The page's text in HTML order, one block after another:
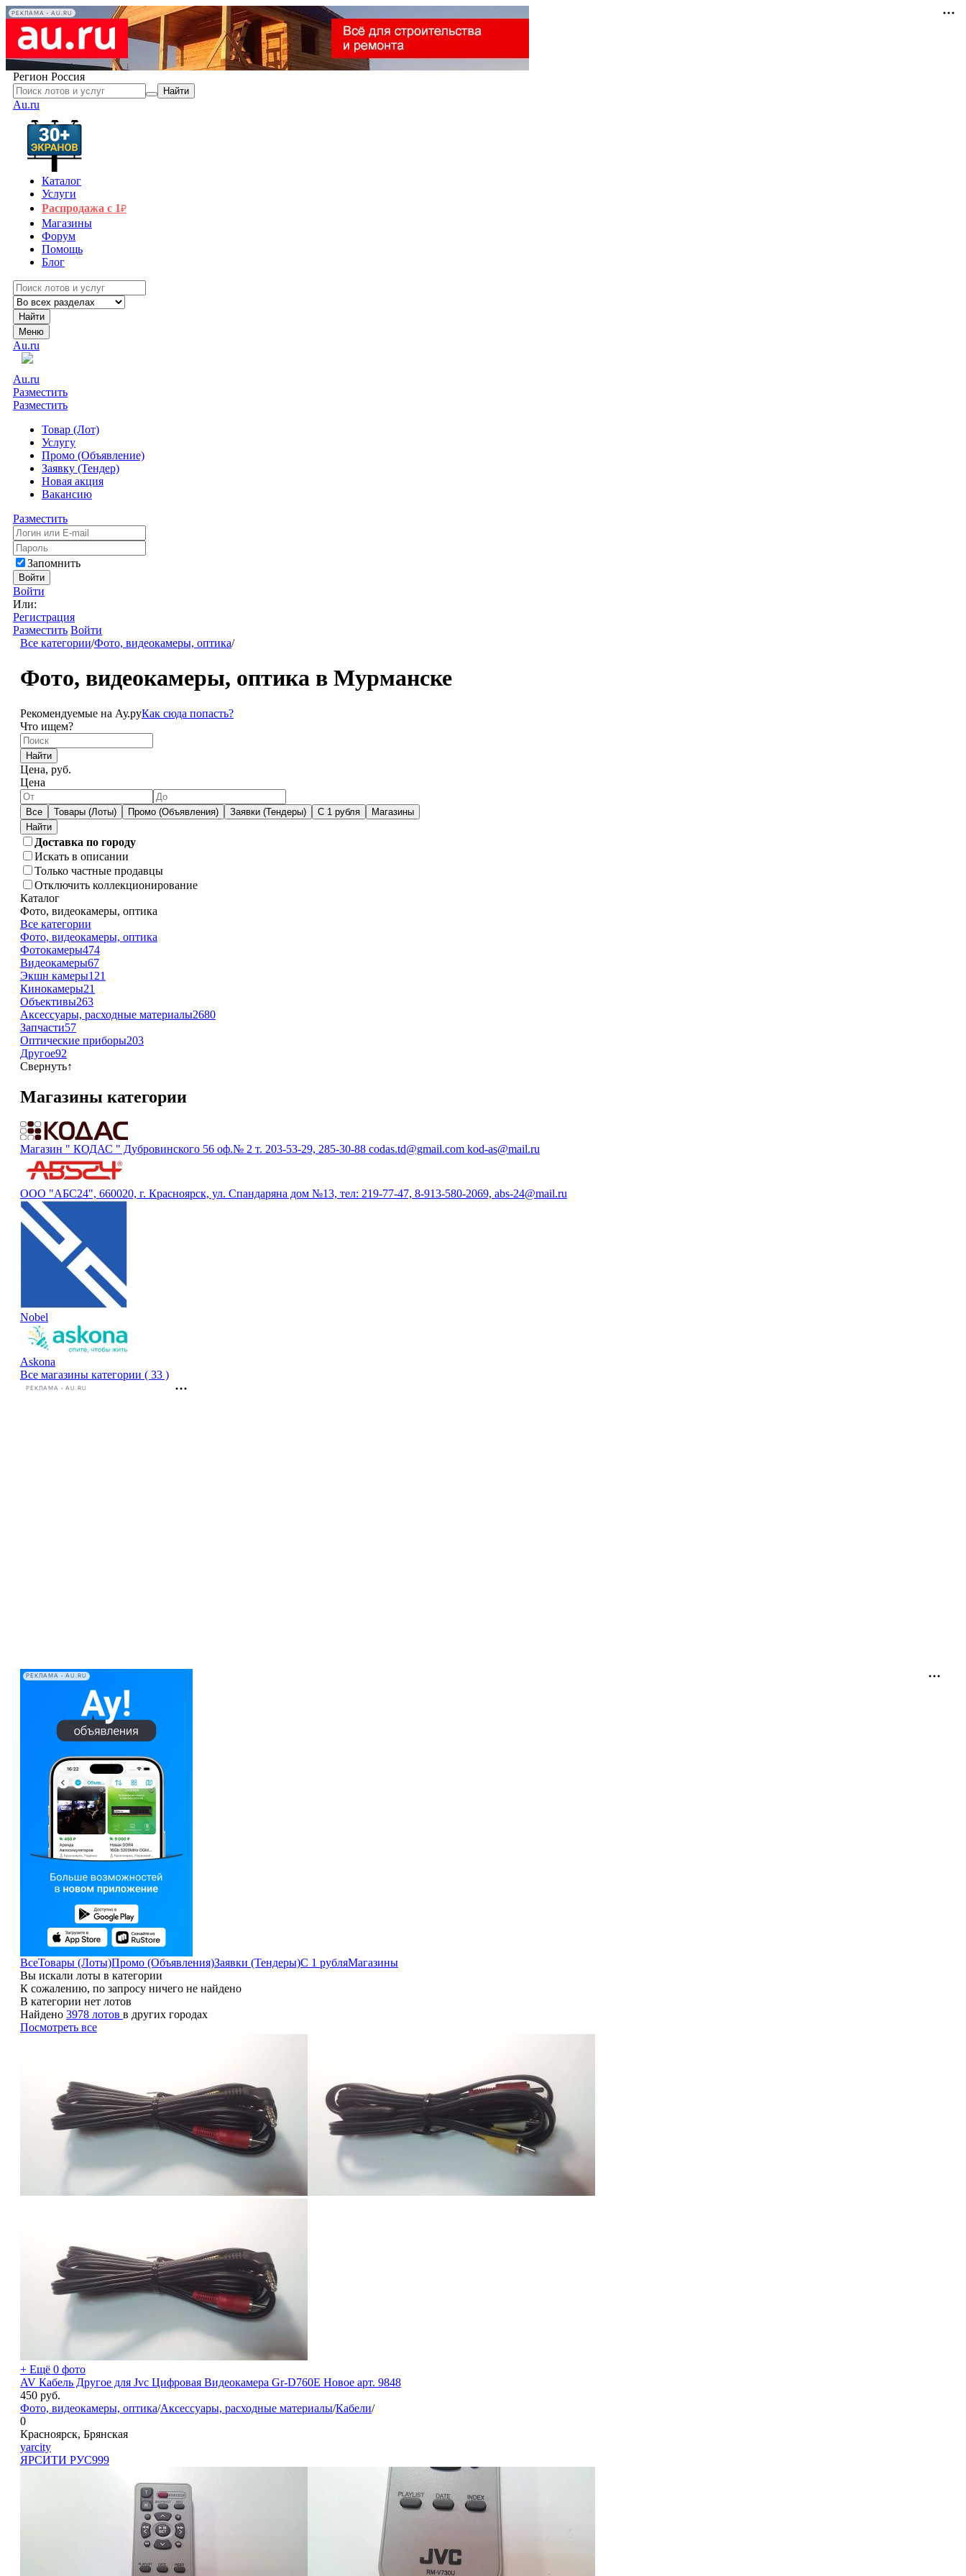
РЕКЛАМА • AU.RU
Регион Россия
Найти
Au.ru
Каталог
Услуги
Распродажа с 1₽
Магазины
Форум
Помощь
Блог
Найти
Меню
Au.ru
Au.ru
Разместить
Разместить
Товар (Лот)
Услугу
Промо (Объявление)
Заявку (Тендер)
Новая акция
Вакансию
Разместить
Запомнить
Войти
Войти
Или:
Регистрация
Разместить Войти
Все категории/Фото, видеокамеры, оптика/
Фото, видеокамеры, оптика в Мурманске
Рекомендуемые на Ау.руКак сюда попасть?
Что ищем?
Найти
Цена, руб.
Цена
Все Товары (Лоты) Промо (Объявления) Заявки (Тендеры) С 1 рубля Магазины
Доставка по городу
Искать в описании
Только частные продавцы
Отключить коллекционирование
Каталог
Фото, видеокамеры, оптика
Все категории
Фото, видеокамеры, оптика
Фотокамеры474
Видеокамеры67
Экшн камеры121
Кинокамеры21
Объективы263
Аксессуары, расходные материалы2680
Запчасти57
Оптические приборы203
Другое92
Свернуть↑
Магазины категории
Магазин " КОДАС " Дубровинского 56 оф.№ 2 т. 203-53-29, 285-30-88 codas.td@gmail.com kod-as@mail.ru
ООО "АБС24", 660020, г. Красноярск, ул. Спандаряна дом №13, тел: 219-77-47, 8-913-580-2069, abs-24@mail.ru
Nobel
Askona
Все магазины категории ( 33 )
РЕКЛАМА • AU.RU
РЕКЛАМА • AU.RU
ВсеТовары (Лоты)Промо (Объявления)Заявки (Тендеры)С 1 рубляМагазины
Вы искали лоты в категории
К сожалению, по запросу ничего не найдено
В категории нет лотов
Найдено 3978 лотов в других городах
Посмотреть все
+ Ещё 0 фото
AV Кабель Другое для Jvc Цифровая Видеокамера Gr-D760E Новое арт. 9848
450 руб.
Фото, видеокамеры, оптика/Аксессуары, расходные материалы/Кабели/
0
Красноярск, Брянская
yarcity
ЯРСИТИ РУС999